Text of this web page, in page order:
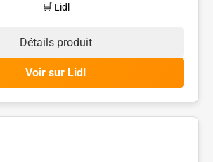
🛒 Lidl
Détails produit
Voir sur Lidl